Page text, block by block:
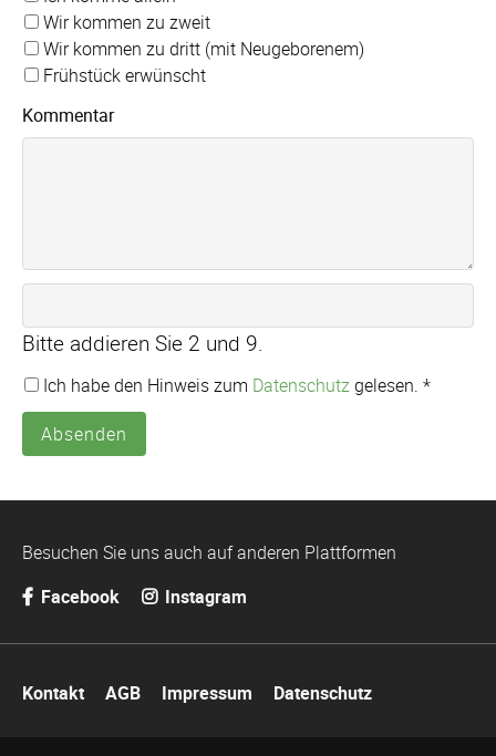
Wir kommen zu zweit
Wir kommen zu dritt (mit Neugeborenem)
Frühstück erwünscht
Kommentar
Bitte addieren Sie 2 und 9.
Ich habe den Hinweis zum Datenschutzgelesen. *
Absenden
Besuchen Sie uns auch auf anderen Plattformen
Facebook
Instagram
überspringen
Kontakt AGB Impressum Datenschutz